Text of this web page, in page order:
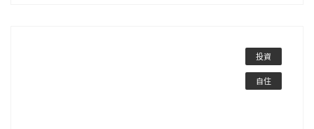
投資
自住